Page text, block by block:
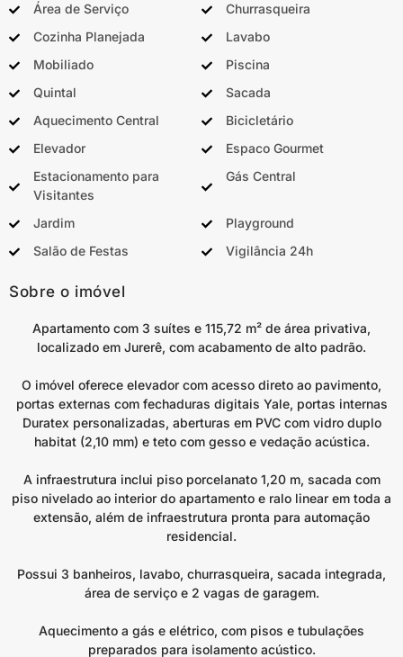
Área de Serviço
Churrasqueira
Cozinha Planejada
Lavabo
Mobiliado
Piscina
Quintal
Sacada
Aquecimento Central
Bicicletário
Elevador
Espaco Gourmet
Estacionamento para
Visitantes
Gás Central
Jardim
Playground
Salão de Festas
Vigilância 24h
Sobre o imóvel
Apartamento com 3 suítes e 115,72 m² de área privativa,
localizado em Jurerê, com acabamento de alto padrão.
O imóvel oferece elevador com acesso direto ao pavimento,
portas externas com fechaduras digitais Yale, portas internas
Duratex personalizadas, aberturas em PVC com vidro duplo
habitat (2,10 mm) e teto com gesso e vedação acústica.
A infraestrutura inclui piso porcelanato 1,20 m, sacada com
piso nivelado ao interior do apartamento e ralo linear em toda a
extensão, além de infraestrutura pronta para automação
residencial.
Possui 3 banheiros, lavabo, churrasqueira, sacada integrada,
área de serviço e 2 vagas de garagem.
Aquecimento a gás e elétrico, com pisos e tubulações
preparados para isolamento acústico.